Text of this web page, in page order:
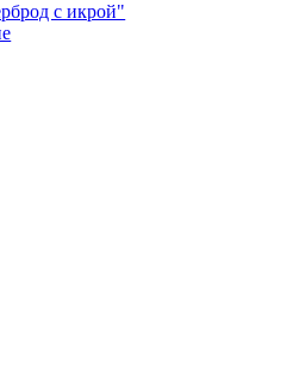
с икрой"